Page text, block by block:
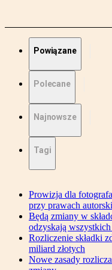
Powiązane
Polecane
Najnowsze
Tagi
Prowizja dla
przy prawach
Będą zmiany w
odzyskają wszystkich
Rozliczenie składki
miliard złotych
Nowe zasady